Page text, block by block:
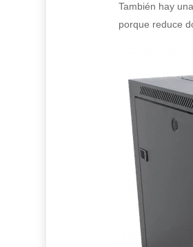
También hay
porque reduce